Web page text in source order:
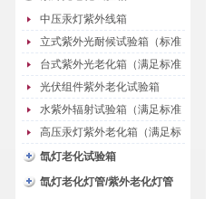
中压汞灯紫外线箱
立式紫外光耐候试验箱（标准
型）
台式紫外光老化箱（满足标准
GB/T16776）
光伏组件紫外老化试验箱
水紫外辐射试验箱（满足标准
JC485-1992）
高压汞灯紫外老化箱（满足标
准GB/T16777）
氙灯老化试验箱
氙灯老化灯管/紫外老化灯管